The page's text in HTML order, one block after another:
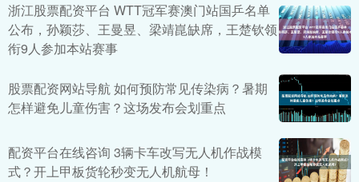
浙江股票配资平台 WTT冠军赛澳门站国乒名单
公布，孙颖莎、王曼昱、梁靖崑缺席，王楚钦领
衔9人参加本站赛事
股票配资网站导航 如何预防常见传染病？暑期
怎样避免儿童伤害？这场发布会划重点
配资平台在线咨询 3辆卡车改写无人机作战模
式？开上甲板货轮秒变无人机航母！